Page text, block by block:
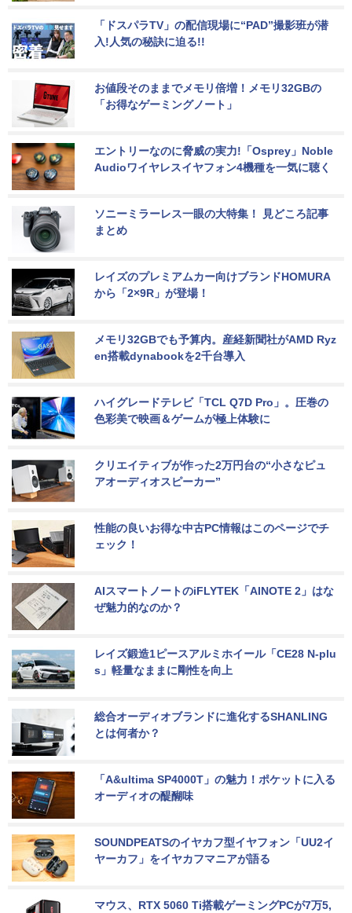
「ドスパラTV」の配信現場に“PAD”撮影班が潜
入!人気の秘訣に迫る!!
お値段そのままでメモリ倍増！メモリ32GBの
「お得なゲーミングノート」
エントリーなのに脅威の実力!「Osprey」Noble
Audioワイヤレスイヤフォン4機種を一気に聴く
ソニーミラーレス一眼の大特集！ 見どころ記事
まとめ
レイズのプレミアムカー向けブランドHOMURA
から「2×9R」が登場！
メモリ32GBでも予算内。産経新聞社がAMD Ryz
en搭載dynabookを2千台導入
ハイグレードテレビ「TCL Q7D Pro」。圧巻の
色彩美で映画＆ゲームが極上体験に
クリエイティブが作った2万円台の“小さなピュ
アオーディオスピーカー”
性能の良いお得な中古PC情報はこのページでチ
ェック！
AIスマートノートのiFLYTEK「AINOTE 2」はな
ぜ魅力的なのか？
レイズ鍛造1ピースアルミホイール「CE28 N-plu
s」軽量なままに剛性を向上
総合オーディオブランドに進化するSHANLING
とは何者か？
「A&ultima SP4000T」の魅力！ポケットに入る
オーディオの醍醐味
SOUNDPEATSのイヤカフ型イヤフォン「UU2イ
ヤーカフ」をイヤカフマニアが語る
マウス、RTX 5060 Ti搭載ゲーミングPCが7万5,